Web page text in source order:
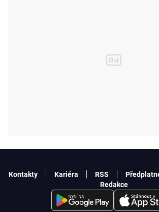
Kontakty Kariéra RSS
Redakce